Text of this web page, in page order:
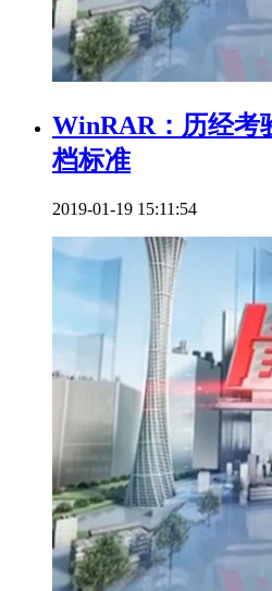
WinRAR：历经考
档标准
2019-01-19 15:11:54